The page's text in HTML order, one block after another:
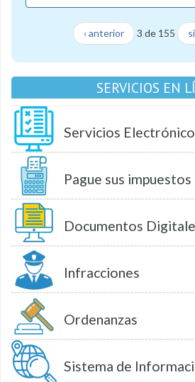
‹ anterior 3 de 155
SERVICIOS EN
Servicios
Pague sus impuestos
Documentos
Infracciones
Ordenanzas
Sistema de